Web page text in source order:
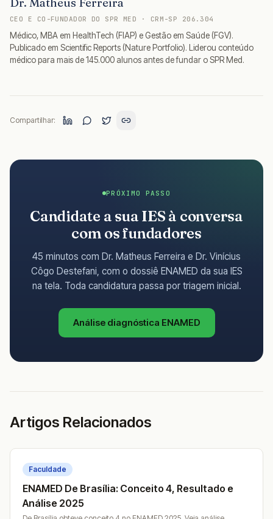
CEO E CO-FUNDADOR DO SPR MED · CRM-SP 206.304
Médico, MBA em HealthTech (FIAP) e Gestão em Saúde (FGV).
Publicado em Scientific Reports (Nature Portfolio). Liderou conteúdo
médico para mais de 145.000 alunos antes de fundar o SPR Med.
Compartilhar:
PRÓXIMO PASSO
Candidate a sua IES à conversa
com os fundadores
45 minutos com Dr. Matheus Ferreira e Dr. Vinícius
Côgo Destefani, com o dossiê ENAMED da sua IES
na tela. Toda candidatura passa por triagem inicial.
Análise diagnóstica ENAMED
Artigos Relacionados
Faculdade
ENAMED De Brasília: Conceito 4, Resultado e
Análise 2025